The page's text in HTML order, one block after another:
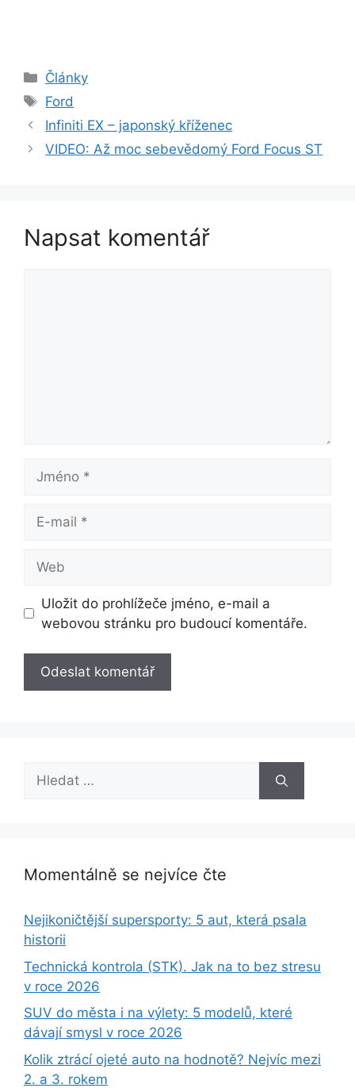
Rubriky
Články
Štítky
Ford
Infiniti EX – japonský kříženec
VIDEO: Až moc sebevědomý Ford Focus ST
Napsat komentář
Jméno
mail
Uložit do prohlížeče jméno, e-mail a
webovou stránku pro budoucí komentáře.
Hledat:
Momentálně se nejvíce čte
Nejikoničtější supersporty: 5 aut, která psala
historii
Technická kontrola (STK). Jak na to bez stresu
v roce 2026
SUV do města i na výlety: 5 modelů, které
dávají smysl v roce 2026
Kolik ztrácí ojeté auto na hodnotě? Nejvíc mezi
2. a 3. rokem